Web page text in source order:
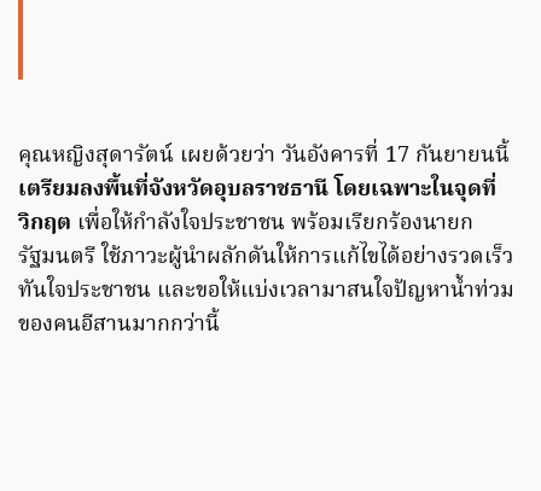
คุณหญิงสุดารัตน์ เผยด้วยว่า วันอังคารที่ 17 กันยายนนี้
เตรียมลงพื้นที่จังหวัดอุบลราชธานี โดยเฉพาะในจุดที่
วิกฤต เพื่อให้กำลังใจประชาชน พร้อมเรียกร้องนายก
รัฐมนตรี ใช้ภาวะผู้นำผลักดันให้การแก้ไขได้อย่างรวดเร็ว
ทันใจประชาชน และขอให้แบ่งเวลามาสนใจปัญหาน้ำท่วม
ของคนอีสานมากกว่านี้